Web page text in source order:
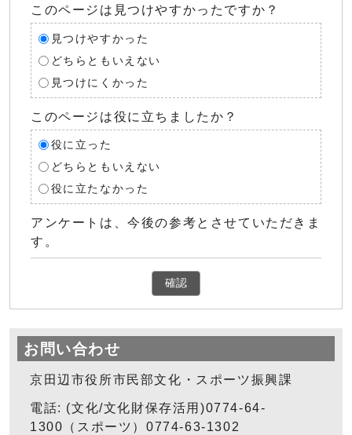
このページは見つけやすかったですか？
見つけやすかった
どちらともいえない
見つけにくかった
このページは役に立ちましたか？
役に立った
どちらともいえない
役に立たなかった
アンケートは、今後の参考とさせていただきま
す。
確認
お問い合わせ
京田辺市役所市民部文化・スポーツ振興課
電話: (文化/文化財保存活用)0774-64-
1300（スポーツ）0774-63-1302